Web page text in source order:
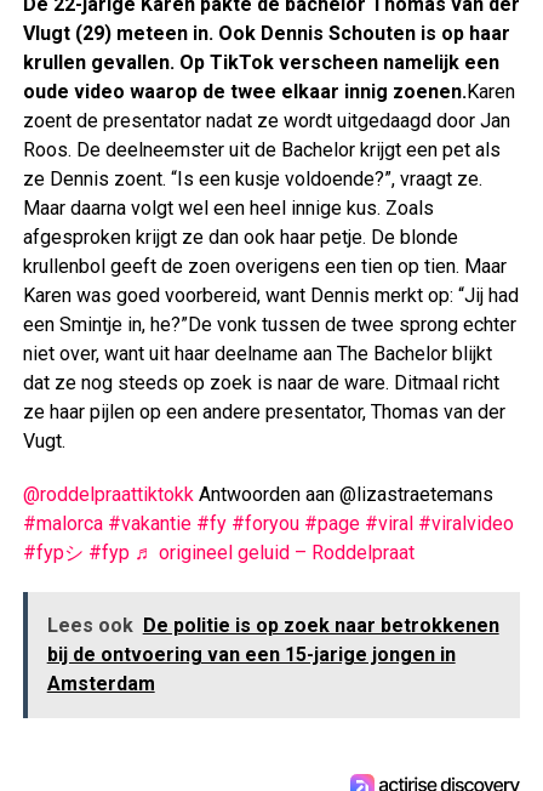
Vlugt (29) meteen in. Ook Dennis Schouten is op haar
krullen gevallen. Op TikTok verscheen namelijk een
oude video waarop de twee elkaar innig zoenen.Karen
zoent de presentator nadat ze wordt uitgedaagd door Jan
Roos. De deelneemster uit de Bachelor krijgt een pet als
ze Dennis zoent. “Is een kusje voldoende?”, vraagt ze.
Maar daarna volgt wel een heel innige kus. Zoals
afgesproken krijgt ze dan ook haar petje. De blonde
krullenbol geeft de zoen overigens een tien op tien. Maar
Karen was goed voorbereid, want Dennis merkt op: “Jij had
een Smintje in, he?”De vonk tussen de twee sprong echter
niet over, want uit haar deelname aan The Bachelor blijkt
dat ze nog steeds op zoek is naar de ware. Ditmaal richt
ze haar pijlen op een andere presentator, Thomas van der
Vugt.
@roddelpraattiktokkAntwoorden aan @lizastraetemans
#malorca #vakantie #fy #foryou #page #viral #viralvideo
#fypシ #fyp ♬ origineel geluid – Roddelpraat
Lees ook De politie is op zoek naar betrokkenen
bij de ontvoering van een 15-jarige jongen in
Amsterdam